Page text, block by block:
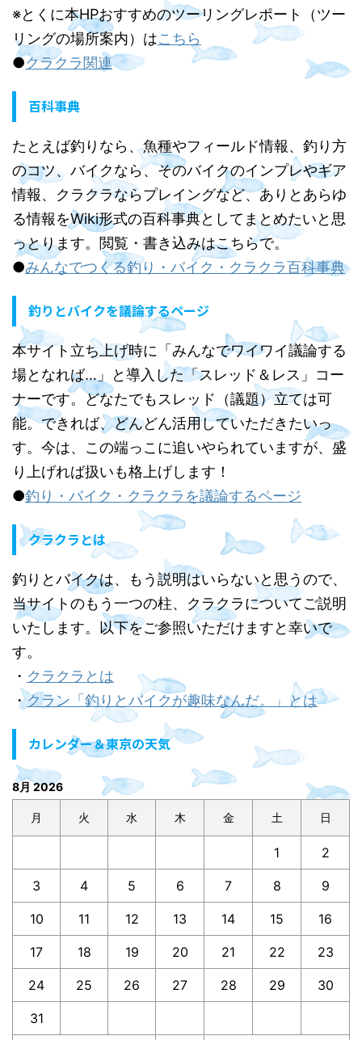
※とくに本HPおすすめのツーリングレポート（ツー
リングの場所案内）はこちら
●クラクラ関連
百科事典
たとえば釣りなら、魚種やフィールド情報、釣り方
のコツ、バイクなら、そのバイクのインプレやギア
情報、クラクラならプレイングなど、ありとあらゆ
る情報をWiki形式の百科事典としてまとめたいと思
っとります。閲覧・書き込みはこちらで。
●みんなでつくる釣り・バイク・クラクラ百科事典
釣りとバイクを議論するページ
本サイト立ち上げ時に「みんなでワイワイ議論する
場となれば…」と導入した「スレッド＆レス」コー
ナーです。どなたでもスレッド（議題）立ては可
能。できれば、どんどん活用していただきたいっ
す。今は、この端っこに追いやられていますが、盛
り上げれば扱いも格上げします！
●釣り・バイク・クラクラを議論するページ
クラクラとは
釣りとバイクは、もう説明はいらないと思うので、
当サイトのもう一つの柱、クラクラについてご説明
いたします。以下をご参照いただけますと幸いで
す。
・ クラクラとは
・ クラン「釣りとバイクが趣味なんだ。」とは
カレンダー＆東京の天気
8月 2026
月 火 水 木 金 土 日
1 2
3 4 5 6 7 8 9
10 11 12 13 14 15 16
17 18 19 20 21 22 23
24 25 26 27 28 29 30
31